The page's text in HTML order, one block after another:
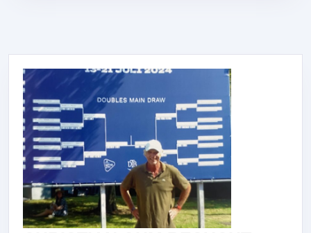
–
TENNIS
VERBAND
E.
V.
(TVN)
NACH
WIE